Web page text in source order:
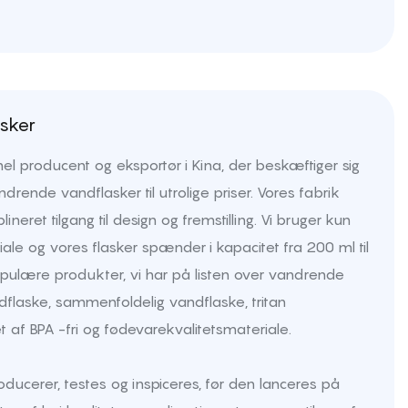
producent og eksportør i Kina, der beskæftiger sig
vandflasker til utrolige priser. Vores fabrik
tilgang til design og fremstilling. Vi bruger kun
og vores flasker spænder i kapacitet fra 200 ml til
produkter, vi har på listen over vandrende
sammenfoldelig vandflaske, tritan
af BPA -fri og fødevarekvalitetsmateriale.
testes og inspiceres, før den lanceres på